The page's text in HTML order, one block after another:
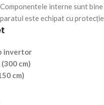
Componentele interne sunt
este echipat cu
invertor
cm)
cm)